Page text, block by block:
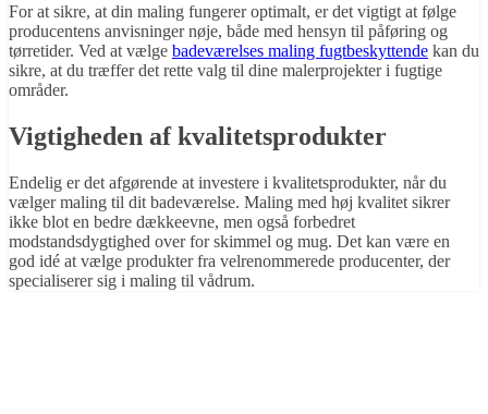
For at sikre, at din maling fungerer optimalt, er det vigtigt at følge
producentens anvisninger nøje, både med hensyn til påføring og
tørretider. Ved at vælge badeværelses maling fugtbeskyttende kan du
sikre, at du træffer det rette valg til dine malerprojekter i fugtige
områder.
Vigtigheden af kvalitetsprodukter
Endelig er det afgørende at investere i kvalitetsprodukter, når du
vælger maling til dit badeværelse. Maling med høj kvalitet sikrer
ikke blot en bedre dækkeevne, men også forbedret
modstandsdygtighed over for skimmel og mug. Det kan være en
god idé at vælge produkter fra velrenommerede producenter, der
specialiserer sig i maling til vådrum.